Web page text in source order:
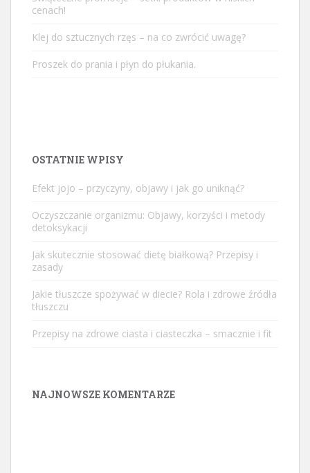
cenach!
Klej do sztucznych rzęs – na co zwrócić uwagę?
Proszek do prania i płyn do płukania.
OSTATNIE WPISY
Efekt jojo – przyczyny, objawy i jak go uniknąć?
Oczyszczanie organizmu: Objawy, korzyści i metody
detoksykacji
Jak skutecznie stosować dietę białkową? Przepisy i
zasady
Jakie tłuszcze spożywać w diecie? Rola i zdrowe źródła
tłuszczu
Przepisy na zdrowe ciasta i ciasteczka – smacznie i fit
NAJNOWSZE KOMENTARZE